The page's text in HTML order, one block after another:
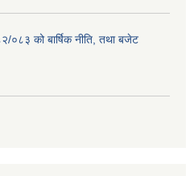
को बार्षिक नीति, तथा बजेट